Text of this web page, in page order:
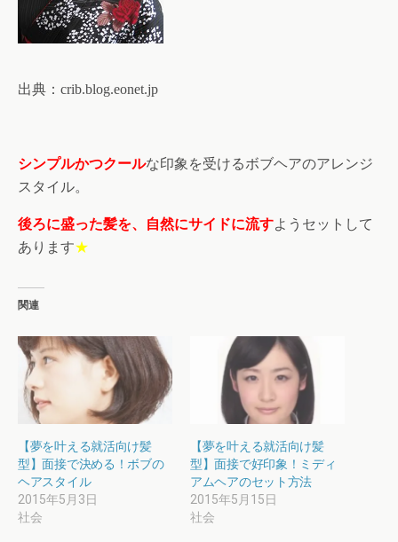
出典： crib.blog.eonet.jp
シンプルかつクールな印象を受けるボブヘアのアレンジ
スタイル。
後ろに盛った髪を、自然にサイドに流すようセットして
あります★
関連
【夢を叶える就活向け髪
型】面接で決める！ボブの
ヘアスタイル
2015年5月3日
社会
【夢を叶える就活向け髪
型】面接で好印象！ミディ
アムヘアのセット方法
2015年5月15日
社会